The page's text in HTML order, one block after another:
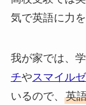
気で英語に力
我が家では、
チやスマイル
いるので、 英